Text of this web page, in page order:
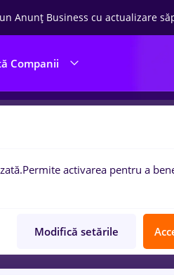
Anunț Business cu actualizare
Companii
de munca
Transport /
Relevanță
Permite activarea pentru a
Modifică setările